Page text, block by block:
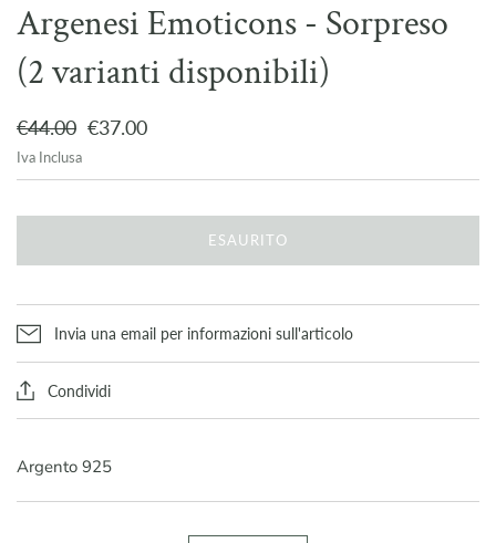
Argenesi Emoticons - Sorpreso
(2 varianti disponibili)
€44.00 €37.00
Iva Inclusa
ESAURITO
Invia una email per informazioni sull'articolo
Condividi
Argento 925